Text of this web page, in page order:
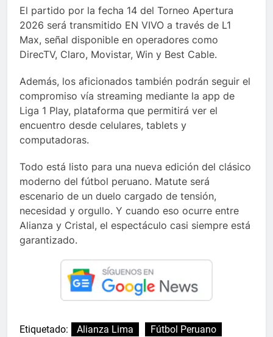
El partido por la fecha 14 del Torneo Apertura
2026 será transmitido EN VIVO a través de L1
Max, señal disponible en operadores como
DirecTV, Claro, Movistar, Win y Best Cable.
Además, los aficionados también podrán seguir el
compromiso vía streaming mediante la app de
Liga 1 Play, plataforma que permitirá ver el
encuentro desde celulares, tablets y
computadoras.
Todo está listo para una nueva edición del clásico
moderno del fútbol peruano. Matute será
escenario de un duelo cargado de tensión,
necesidad y orgullo. Y cuando eso ocurre entre
Alianza y Cristal, el espectáculo casi siempre está
garantizado.
Etiquetado: Alianza Lima
Fútbol Peruano